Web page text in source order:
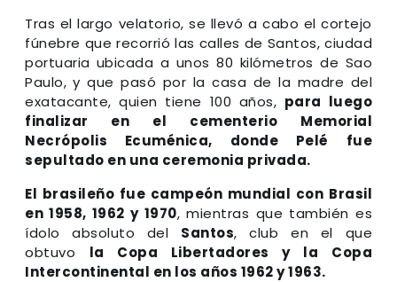
Tras el largo velatorio, se llevó a cabo el cortejo
fúnebre que recorrió las calles de Santos, ciudad
portuaria ubicada a unos 80 kilómetros de Sao
Paulo, y que pasó por la casa de la madre del
exatacante, quien tiene 100 años, para luego
finalizar en el cementerio Memorial
Necrópolis Ecuménica, donde Pelé fue
sepultado en una ceremonia privada.
El brasileño fue campeón mundial con Brasil
en 1958, 1962 y 1970, mientras que también es
ídolo absoluto del Santos, club en el que
obtuvo la Copa Libertadores y la Copa
Intercontinental en los años 1962 y 1963.